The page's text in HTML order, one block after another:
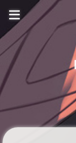
블로그로 이동